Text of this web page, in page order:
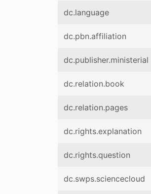
dc.language
dc.pbn.affiliation
dc.publisher.ministerial
dc.relation.book
dc.relation.pages
dc.rights.explanation
dc.rights.question
dc.swps.sciencecloud